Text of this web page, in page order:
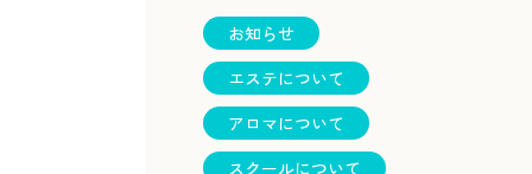
お知らせ
エステについて
アロマについて
スクールについて